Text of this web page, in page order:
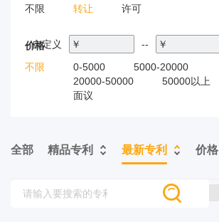
不限
转让 许可
价格
不限
0-5000
5000-20000
20000-50000
50000以上
面议
自定义 ￥ -- ￥
全部 精品专利 最新专利 价格